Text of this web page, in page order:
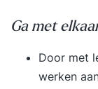
alle relevante
traint u dus
waardoor
Ga met
Door met
werken